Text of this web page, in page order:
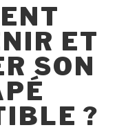
ET
SON
?